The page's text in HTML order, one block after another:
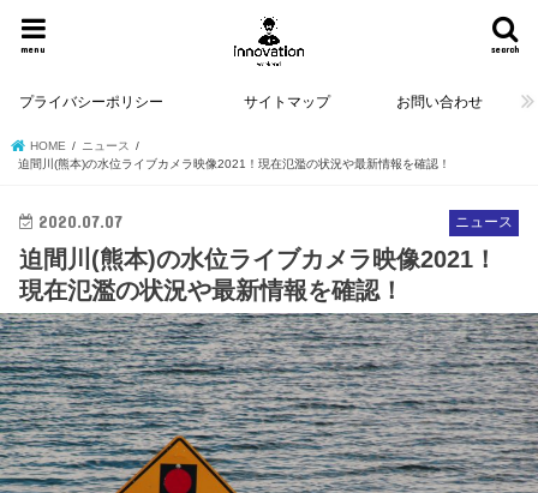
search
menu
プライバシーポリシー サイトマップ お問い合わせ
HOME
ニュース
迫間川(熊本)の水位ライブカメラ映像2021！現在氾濫の状況や最新情報を確認！
ニュース
2020.07.07
迫間川(熊本)の水位ライブカメラ映像2021！
現在氾濫の状況や最新情報を確認！